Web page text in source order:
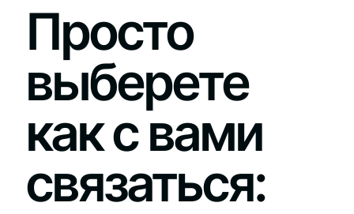
Просто
выберете
как с вами
связаться: